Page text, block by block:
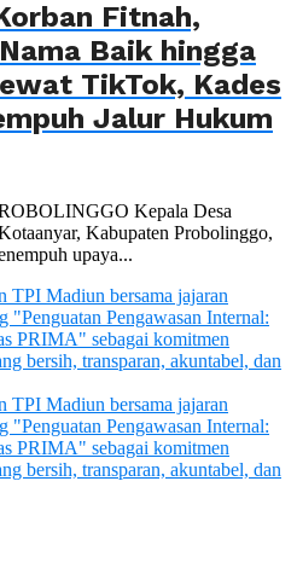
Fitnah,
Baik hingga
TikTok, Kades
Jalur Hukum
Kepala Desa
Kabupaten Probolinggo,
upaya...